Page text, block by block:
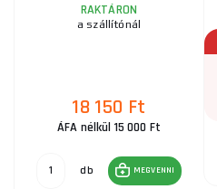
RAKTÁRON
a szállítónál
18 150 Ft
ÁFA nélkül 15 000 Ft
db MEGVENNI